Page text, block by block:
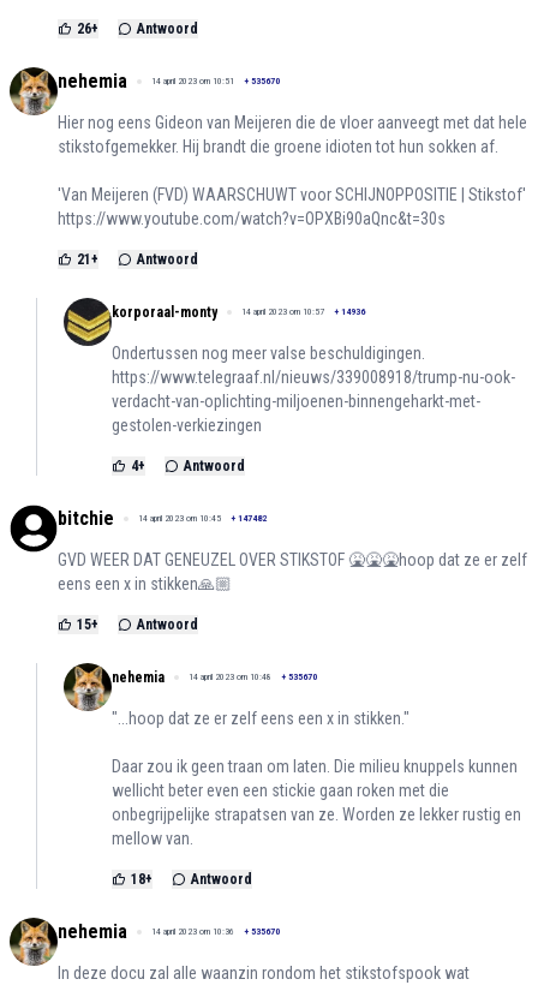
26+ Antwoord
nehemia 14 april 2023 om 10:51 + 535670
Hier nog eens Gideon van Meijeren die de vloer aanveegt met dat hele
stikstofgemekker. Hij brandt die groene idioten tot hun sokken af.
'Van Meijeren (FVD) WAARSCHUWT voor SCHIJNOPPOSITIE | Stikstof'
https://www.youtube.com/watch?v=OPXBi90aQnc&t=30s
21 + Antwoord
korporaal-monty 14 april 2023 om 10:57 + 14936
Ondertussen nog meer valse beschuldigingen.
https://www.telegraaf.nl/nieuws/339008918/trump-nu-ook-
verdacht-van-oplichting-miljoenen-binnengeharkt-met-
gestolen-verkiezingen
4+ Antwoord
bitchie 14 april 2023 om 10:45 + 147482
GVD WEER DAT GENEUZEL OVER STIKSTOF 🤮🤮🤮hoop dat ze er zelf
eens een x in stikken🙏🏼
15+ Antwoord
nehemia 14 april 2023 om 10:48 + 535670
"...hoop dat ze er zelf eens een x in stikken."
Daar zou ik geen traan om laten. Die milieu knuppels kunnen
wellicht beter even een stickie gaan roken met die
onbegrijpelijke strapatsen van ze. Worden ze lekker rustig en
mellow van.
18+ Antwoord
nehemia 14 april 2023 om 10:36 + 535670
In deze docu zal alle waanzin rondom het stikstofspook wat